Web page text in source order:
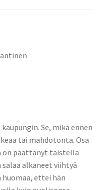
Se, mikä ennen
tai mahdotonta. Osa
on päättänyt taistella
alkaneet viihtyä
huomaa, ettei hän